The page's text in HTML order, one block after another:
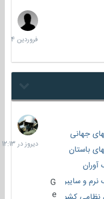
29
فروردین
1404
جهانی
باستان
و سایبری
دیروز
در
12:13